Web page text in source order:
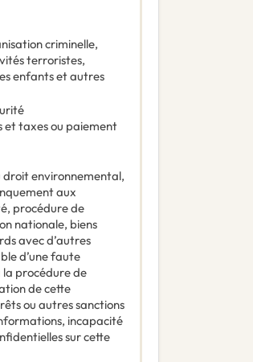
criminelle,
terroristes,
enfants et autres
et taxes ou paiement
droit environnemental,
aux
procédure de
nationale, biens
avec d’autres
d’une faute
procédure de
de cette
ou autres sanctions
incapacité
sur cette